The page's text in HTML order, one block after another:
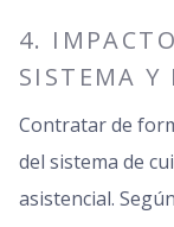
4.
SISTEMA Y
Contratar de
del sistema de
asistencial.